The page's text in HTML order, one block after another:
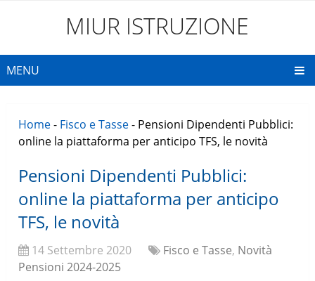
MIUR ISTRUZIONE
MENU
Home- Fisco e Tasse- Pensioni Dipendenti Pubblici:
online la piattaforma per anticipo TFS, le novità
Pensioni Dipendenti Pubblici:
online la piattaforma per anticipo
TFS, le novità
14 Settembre 2020 Fisco e Tasse, Novità
Pensioni 2024-2025